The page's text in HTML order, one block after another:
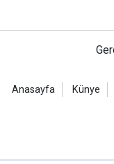
Anasayfa Künye